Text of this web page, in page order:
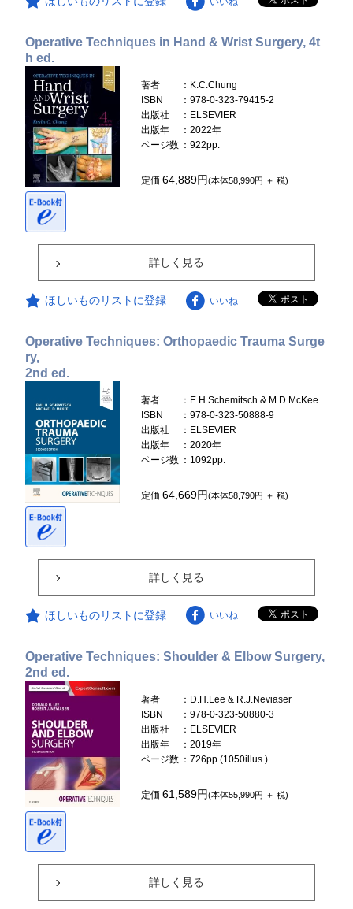
Operative Techniques in Hand & Wrist Surgery, 4t
h ed.
著者
：K.C.Chung
ISBN
：978-0-323-79415-2
出版社
：ELSEVIER
出版年
：2022年
ページ数 ：922pp.
定価64,889円(本体58,990円 ＋ 税)
詳しく見る
ほしいものリストに登録 いいね
Operative Techniques: Orthopaedic Trauma Surge
ry,
2nd ed.
著者
：E.H.Schemitsch & M.D.McKee
ISBN
：978-0-323-50888-9
出版社
：ELSEVIER
出版年
：2020年
ページ数 ：1092pp.
定価64,669円(本体58,790円 ＋ 税)
詳しく見る
ほしいものリストに登録 いいね
Operative Techniques: Shoulder & Elbow Surgery,
2nd ed.
著者
：D.H.Lee & R.J.Neviaser
ISBN
：978-0-323-50880-3
出版社
：ELSEVIER
出版年
：2019年
ページ数 ：726pp.(1050illus.)
定価61,589円(本体55,990円 ＋ 税)
詳しく見る